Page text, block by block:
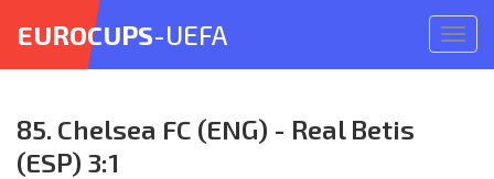
меню
EUROCUPS-UEFA
85. Chelsea FC (ENG) - Real Betis
(ESP) 3:1